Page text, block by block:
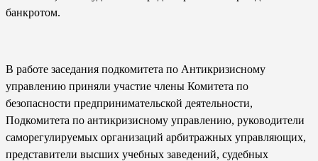
банкротом.
В работе заседания подкомитета по Антикризисному
управлению приняли участие члены Комитета по
безопасности предпринимательской деятельности,
Подкомитета по антикризисному управлению, руководители
саморегулируемых организаций арбитражных управляющих,
представители высших учебных заведений, судебных